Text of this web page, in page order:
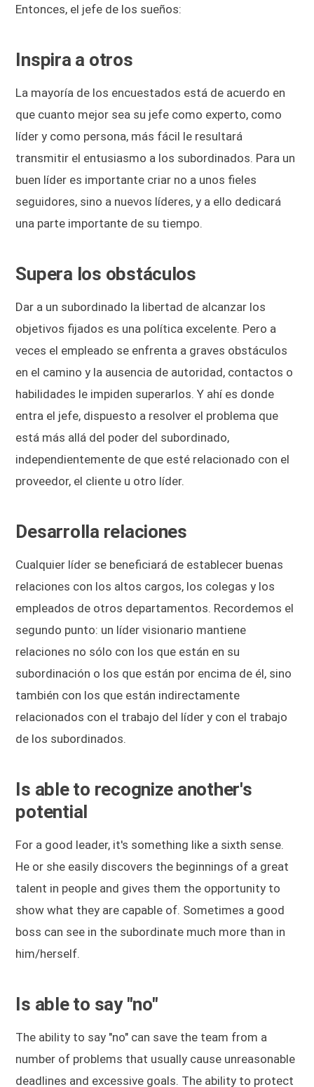
Entonces, el jefe de los sueños:
Inspira a otros
La mayoría de los encuestados está de acuerdo en
que cuanto mejor sea su jefe como experto, como
líder y como persona, más fácil le resultará
transmitir el entusiasmo a los subordinados. Para un
buen líder es importante criar no a unos fieles
seguidores, sino a nuevos líderes, y a ello dedicará
una parte importante de su tiempo.
Supera los obstáculos
Dar a un subordinado la libertad de alcanzar los
objetivos fijados es una política excelente. Pero a
veces el empleado se enfrenta a graves obstáculos
en el camino y la ausencia de autoridad, contactos o
habilidades le impiden superarlos. Y ahí es donde
entra el jefe, dispuesto a resolver el problema que
está más allá del poder del subordinado,
independientemente de que esté relacionado con el
proveedor, el cliente u otro líder.
Desarrolla relaciones
Cualquier líder se beneficiará de establecer buenas
relaciones con los altos cargos, los colegas y los
empleados de otros departamentos. Recordemos el
segundo punto: un líder visionario mantiene
relaciones no sólo con los que están en su
subordinación o los que están por encima de él, sino
también con los que están indirectamente
relacionados con el trabajo del líder y con el trabajo
de los subordinados.
Is able to recognize another's
potential
For a good leader, it's something like a sixth sense.
He or she easily discovers the beginnings of a great
talent in people and gives them the opportunity to
show what they are capable of. Sometimes a good
boss can see in the subordinate much more than in
him/herself.
Is able to say "no"
The ability to say "no" can save the team from a
number of problems that usually cause unreasonable
deadlines and excessive goals. The ability to protect